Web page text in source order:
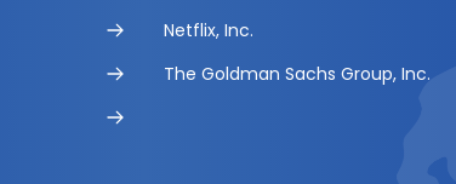
Netflix, Inc.
The Goldman Sachs Group, Inc.